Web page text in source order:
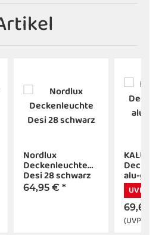
Nordlux
Deckenleuchte
Desi 28 schwarz
64,95 € *
KALU 1
alu-
ES111,
UVP -
69,62
(UVP: